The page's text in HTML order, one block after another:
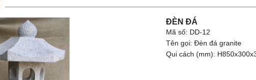
ĐÈN ĐÁ
Mã số: DD-12
Tên gọi: Đèn đá granite
Qui cách (mm):